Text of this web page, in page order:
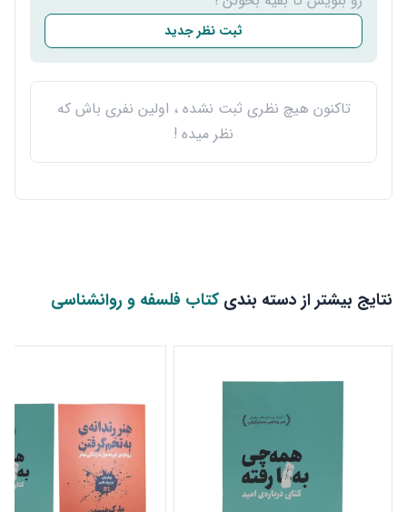
ثبت نظر جدید
تاکنون هیچ نظری ثبت نشده ، اولین نفری باش که
نظر میده !
نتایج بیشتر از دسته بندی کتاب فلسفه و روانشناسی